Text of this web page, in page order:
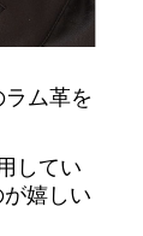
ム革を
してい
嬉しい